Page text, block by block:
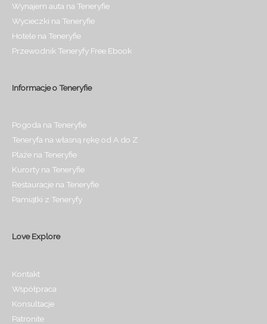
Wynajem auta na Teneryfie
Wycieczki na Teneryfie
Hotele na Teneryfie
Przewodnik Teneryfy Free Ebook
Informacje o Teneryfie
Pogoda na Teneryfie
Teneryfa na własną rękę od A do Z
Plaże na Teneryfie
Kurorty na Teneryfie
Restauracje na Teneryfie
Pamiątki z Teneryfy
Love Explore
Kontakt
Współpraca
Konsultacje
Patronite